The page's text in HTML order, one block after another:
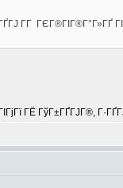
Г­Г ГЄГ®ГІГ®Г°Г»ГҐ
ГЁ ГўГ±ГҐГЈГ®,